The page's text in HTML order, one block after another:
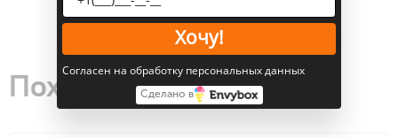
Похожие товары
Хочу!
Согласен на обработку персональных данных
Сделано в